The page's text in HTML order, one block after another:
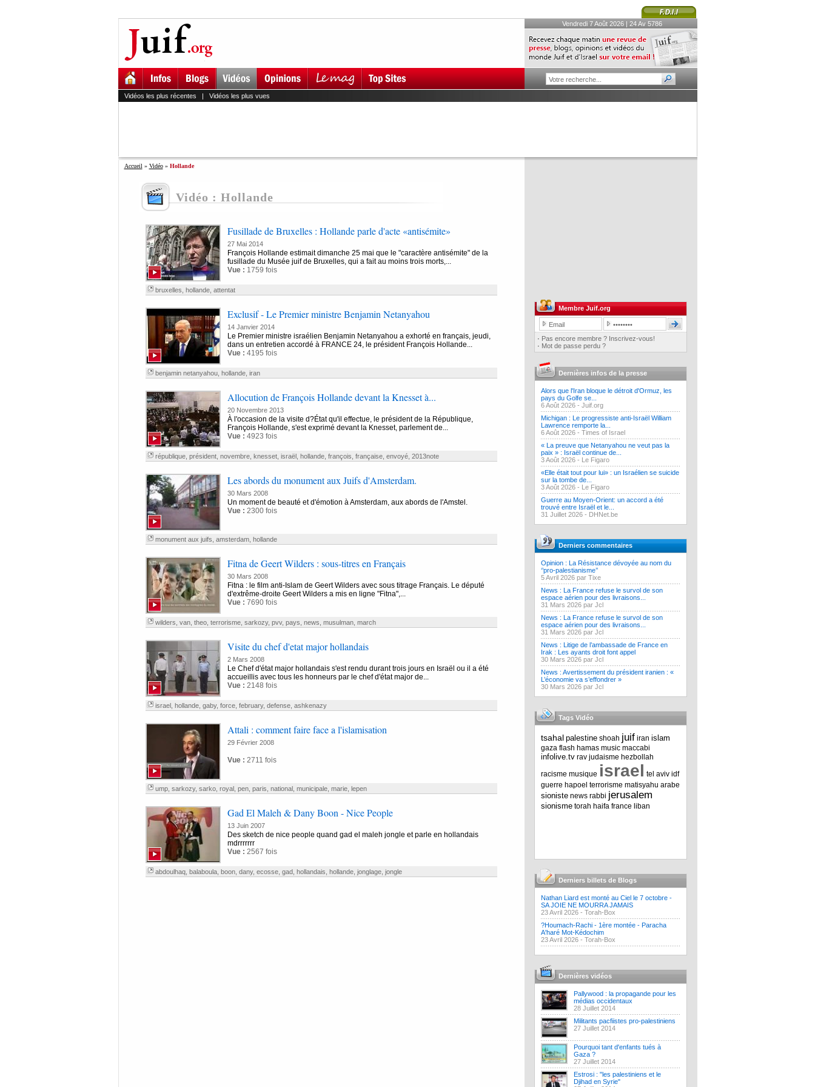
Vendredi 7 Août 2026 | 24 Av 5786
Vidéos les plus récentes | Vidéos les plus vues
Accueil » Vidéo» Hollande
Vidéo : Hollande
Fusillade de Bruxelles : Hollande parle d'acte «antisémite»
27 Mai 2014
François Hollande estimait dimanche 25 mai que le "caractère antisémite" de la
fusillade du Musée juif de Bruxelles, qui a fait au moins trois morts,...
Vue : 1759 fois
bruxelles hollande, attentat
Exclusif - Le Premier ministre Benjamin Netanyahou
14 Janvier 2014
Le Premier ministre israélien Benjamin Netanyahou a exhorté en français, jeudi,
dans un entretien accordé à FRANCE 24, le président François Hollande...
Vue : 4195 fois
benjamin netanyahou, hollande, iran
Allocution de François Hollande devant la Knesset à...
20 Novembre 2013
À l'occasion de la visite d?État qu'il effectue, le président de la République,
François Hollande, s'est exprimé devant la Knesset, parlement de...
Vue : 4923 fois
république, président, novembre, knesset, israël, hollande, françois française, envoyé, 2013note
Les abords du monument aux Juifs d'Amsterdam.
30 Mars 2008
Un moment de beauté et d'émotion à Amsterdam, aux abords de l'Amstel.
Vue : 2300 fois
monument aux juifs amsterdam, hollande
Fitna de Geert Wilders : sous-titres en Français
30 Mars 2008
Fitna : le film anti-Islam de Geert Wilders avec sous titrage Français. Le député
d'extrême-droite Geert Wilders a mis en ligne "Fitna",...
Vue : 7690 fois
wilders van, theo, terrorisme, sarkozy, pvv, pays news musulman, march
Visite du chef d'etat major hollandais
2 Mars 2008
Le Chef d'état major hollandais s'est rendu durant trois jours en Israël ou il a été
accueillis avec tous les honneurs par le chef d'état major de...
Vue : 2148 fois
israel, hollande, gaby, force, february, defense, ashkenazy
Attali : comment faire face a l'islamisation
29 Février 2008
Vue : 2711 fois
ump, sarkozy, sarko, royal, pen, paris national, municipale, marie, lepen
Gad El Maleh & Dany Boon - Nice People
13 Juin 2007
Des sketch de nice people quand gad el maleh jongle et parle en hollandais
mdrrrrrrr
Vue : 2567 fois
abdoulhaq, balaboula, boon, dany, ecosse, gad, hollandais hollande, jonglage, jongle
Membre Juif.org
· Pas encore membre ? Inscrivez-vous!
· Mot de passe perdu ?
Dernières infos de la presse
Alors que l'Iran bloque le détroit d'Ormuz, les
pays du Golfe se...
6 Août 2026 - Juif.org
Michigan : Le progressiste anti-Israël William
Lawrence remporte la...
6 Août 2026 - Times of Israel
« La preuve que Netanyahou ne veut pas la
paix » : Israël continue de...
3 Août 2026 - Le Figaro
«Elle était tout pour lui» : un Israélien se suicide
sur la tombe de...
3 Août 2026 - Le Figaro
Guerre au Moyen-Orient: un accord a été
trouvé entre Israël et le...
31 Juillet 2026 - DHNet.be
Derniers commentaires
Opinion : La Résistance dévoyée au nom du
‘’pro-palestianisme’’
5 Avril 2026 par Tixe
News : La France refuse le survol de son
espace aérien pour des livraisons...
31 Mars 2026 par Jcl
News : La France refuse le survol de son
espace aérien pour des livraisons...
31 Mars 2026 par Jcl
News : Litige de l’ambassade de France en
Irak : Les ayants droit font appel
30 Mars 2026 par Jcl
News : Avertissement du président iranien : «
L’économie va s’effondrer »
30 Mars 2026 par Jcl
Tags Vidéo
tsahal palestine shoah juif iran islam
gaza flash hamas music maccabi
infolive.tv rav judaisme hezbollah
racisme musique israel tel aviv idf
guerre hapoel terrorisme matisyahu arabe
sioniste news rabbi jerusalem
sionisme torah haifa france liban
Derniers billets de Blogs
Nathan Liard est monté au Ciel le 7 octobre -
SA JOIE NE MOURRA JAMAIS
23 Avril 2026 - Torah-Box
?Houmach-Rachi - 1ère montée - Paracha
A'haré Mot-Kédochim
23 Avril 2026 - Torah-Box
Dernières vidéos
Pallywood : la propagande pour les
médias occidentaux
28 Juillet 2014
Militants pacfiistes pro-palestiniens
27 Juillet 2014
Pourquoi tant d'enfants tués à
Gaza ?
27 Juillet 2014
Estrosi : "les palestiniens et le
Djihad en Syrie"